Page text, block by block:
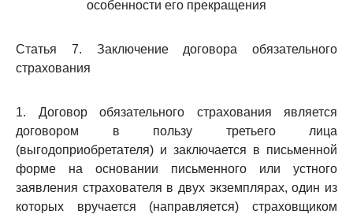
особенности его прекращения
Статья 7. Заключение договора обязательного
страхования
1. Договор обязательного страхования является
договором в пользу третьего лица
(выгодоприобретателя) и заключается в письменной
форме на основании письменного или устного
заявления страхователя в двух экземплярах, один из
которых вручается (направляется) страховщиком